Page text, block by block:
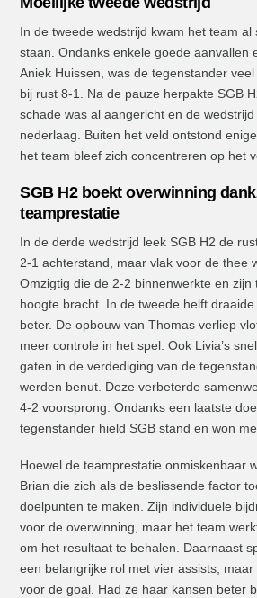
In de tweede wedstrijd kwam het team al
staan. Ondanks enkele goede aanvallen
Aniek Huissen, was de tegenstander
bij rust 8-1. Na de pauze herpakte SGB
schade was al aangericht en de
nederlaag. Buiten het veld ontstond
het team bleef zich concentreren op het
SGB H2 boekt overwinning
teamprestatie
In de derde wedstrijd leek SGB H2 de
2-1 achterstand, maar vlak voor de thee
Omzigtig die de 2-2 binnenwerkte en zijn
hoogte bracht. In de tweede helft
beter. De opbouw van Thomas verliep
meer controle in het spel. Ook Livia’s
gaten in de verdediging van de
werden benut. Deze verbeterde
4-2 voorsprong. Ondanks een laatste
tegenstander hield SGB stand en won
Hoewel de teamprestatie onmiskenbaar
Brian die zich als de beslissende factor
doelpunten te maken. Zijn individuele
voor de overwinning, maar het team
om het resultaat te behalen. Daarnaast
een belangrijke rol met vier assists,
voor de goal. Had ze haar kansen beter